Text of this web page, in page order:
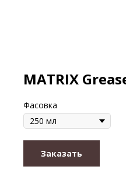
MATRIX
Фасовка
Заказать